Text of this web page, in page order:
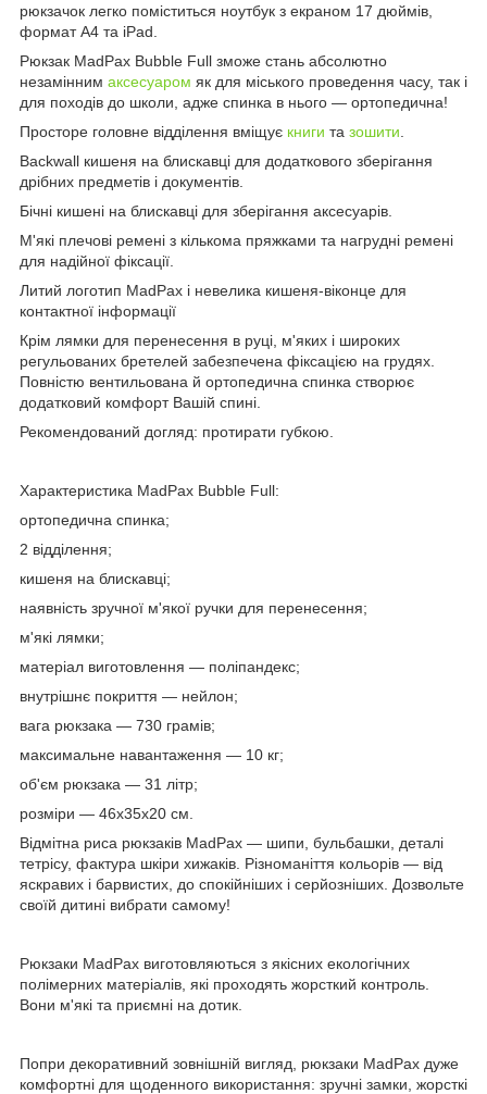
рюкзачок легко поміститься ноутбук з екраном 17 дюймів,
формат А4 та iPad.
Рюкзак MadPax Bubble Full зможе стань абсолютно
незамінним аксесуаром як для міського проведення часу, так і
для походів до школи, адже спинка в нього — ортопедична!
Просторе головне відділення вміщує книги та зошити
Backwall кишеня на блискавці для додаткового зберігання
дрібних предметів і документів.
Бічні кишені на блискавці для зберігання аксесуарів.
М'які плечові ремені з кількома пряжками та нагрудні ремені
для надійної фіксації.
Литий логотип MadPax і невелика кишеня-віконце для
контактної інформації
Крім лямки для перенесення в руці, м'яких і широких
регульованих бретелей забезпечена фіксацією на грудях.
Повністю вентильована й ортопедична спинка створює
додатковий комфорт Вашій спині.
Рекомендований догляд: протирати губкою.
Характеристика MadPax Bubble Full:
ортопедична спинка;
2 відділення;
кишеня на блискавці;
наявність зручної м'якої ручки для перенесення;
м'які лямки;
матеріал виготовлення — поліпандекс;
внутрішнє покриття — нейлон;
вага рюкзака — 730 грамів;
максимальне навантаження — 10 кг;
об'єм рюкзака — 31 літр;
розміри — 46х35х20 см.
Відмітна риса рюкзаків MadPax — шипи, бульбашки, деталі
тетрісу, фактура шкіри хижаків. Різноманіття кольорів — від
яскравих і барвистих, до спокійніших і серйозніших. Дозвольте
своїй дитині вибрати самому!
Рюкзаки MadPax виготовляються з якісних екологічних
полімерних матеріалів, які проходять жорсткий контроль.
Вони м'які та приємні на дотик.
Попри декоративний зовнішній вигляд, рюкзаки MadPax дуже
комфортні для щоденного використання: зручні замки, жорсткі